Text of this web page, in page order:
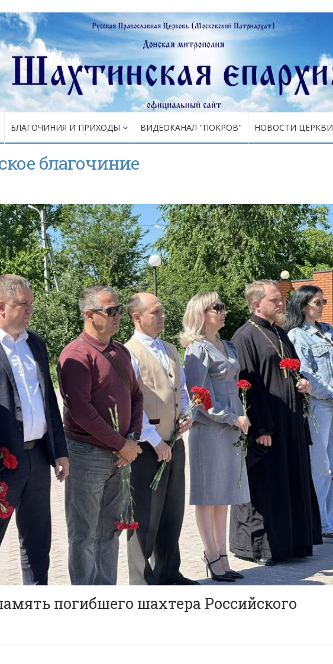
БЛАГОЧИНИЯ И ПРИХОДЫ ВИДЕОКАНАЛ "ПОКРОВ" НОВОСТИ ЦЕРКВИ
благочиние
погибшего шахтера Российского